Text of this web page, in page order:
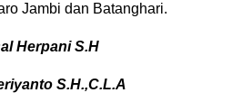
Jambi dan Batanghari.
Herpani S.H
S.H.,C.L.A